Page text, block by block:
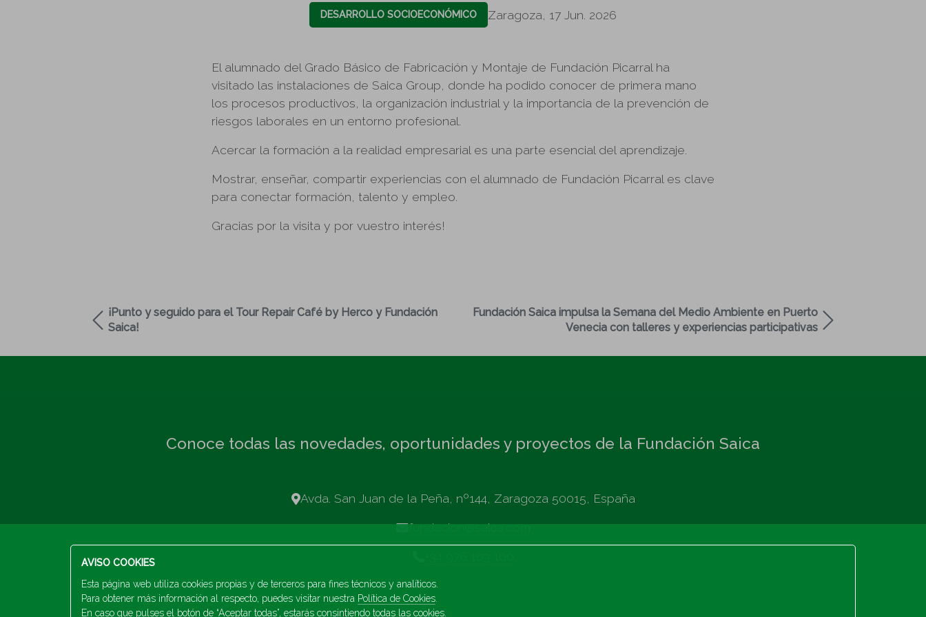
DESARROLLO SOCIOECONÓMICO Zaragoza, 17 Jun. 2026
El alumnado del Grado Básico de Fabricación y Montaje de Fundación Picarral ha
visitado las instalaciones de Saica Group, donde ha podido conocer de primera mano
los procesos productivos, la organización industrial y la importancia de la prevención de
riesgos laborales en un entorno profesional.
Acercar la formación a la realidad empresarial es una parte esencial del aprendizaje.
Mostrar, enseñar, compartir experiencias con el alumnado de Fundación Picarral es clave
para conectar formación, talento y empleo.
Gracias por la visita y por vuestro interés!
¡Punto y seguido para el Tour Repair Café by Herco y Fundación
Saica!
Fundación Saica impulsa la Semana del Medio Ambiente en Puerto
Venecia con talleres y experiencias participativas
Conoce todas las novedades, oportunidades y proyectos de la Fundación Saica
Avda. San Juan de la Peña, nº144, Zaragoza 50015, España
fundacion@saica.com
AVISO COOKIES
Esta página web utiliza cookies propias y de terceros para fines técnicos y analíticos.
Para obtener más información al respecto, puedes visitar nuestra Política de Cookies
En caso que pulses el botón de “Aceptar todas”, estarás consintiendo todas las cookies.